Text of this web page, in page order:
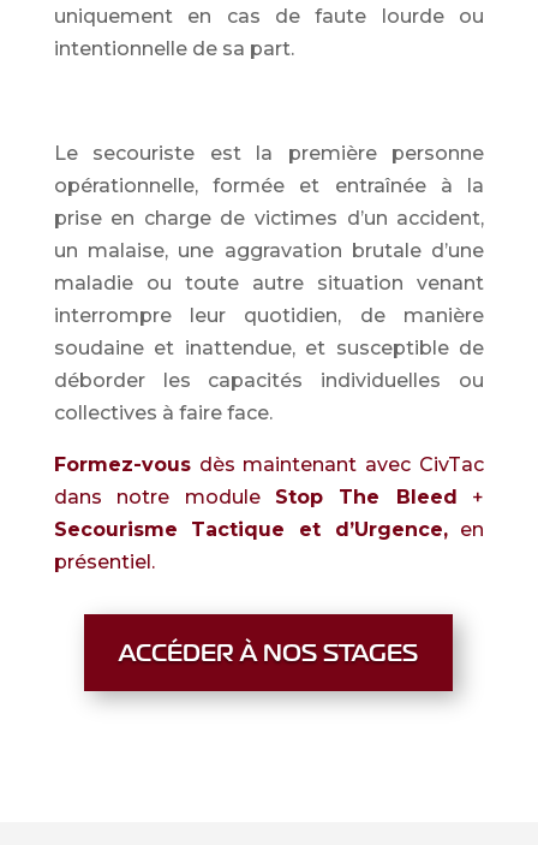
uniquement en cas de faute lourde ou
intentionnelle de sa part.
Le secouriste est la première personne
opérationnelle, formée et entraînée à la
prise en charge de victimes d’un accident,
un malaise, une aggravation brutale d’une
maladie ou toute autre situation venant
interrompre leur quotidien, de manière
soudaine et inattendue, et susceptible de
déborder les capacités individuelles ou
collectives à faire face.
Formez-vousdès maintenant avec CivTac
dans notre module Stop The Bleed
+
Secourisme Tactique et d’Urgence,en
présentiel.
ACCÉDER À NOS STAGES